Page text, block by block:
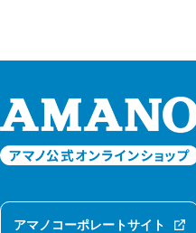
アマノコーポレートサイト